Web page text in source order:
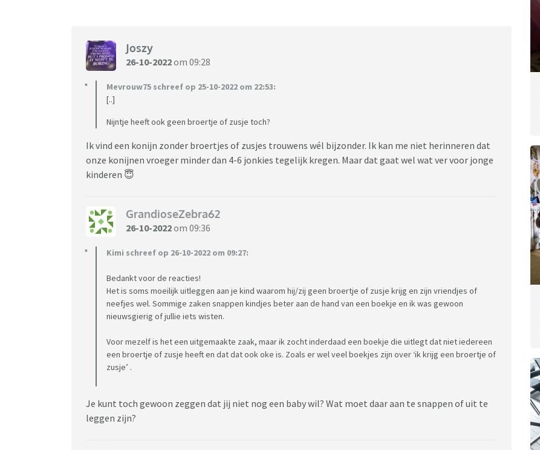
Joszy
26-10-2022om 09:28
Mevrouw75 schreef op 25-10-2022 om 22:53:
[..]
Nijntje heeft ook geen broertje of zusje toch?
Ik vind een konijn zonder broertjes of zusjes trouwens wél bijzonder. Ik kan me niet herinneren dat
onze konijnen vroeger minder dan 4-6 jonkies tegelijk kregen. Maar dat gaat wel wat ver voor jonge
kinderen 😇
GrandioseZebra62
26-10-2022om 09:36
Kimi schreef op 26-10-2022 om 09:27:
Bedankt voor de reacties!
Het is soms moeilijk uitleggen aan je kind waarom hij/zij geen broertje of zusje krijg en zijn vriendjes of
neefjes wel. Sommige zaken snappen kindjes beter aan de hand van een boekje en ik was gewoon
nieuwsgierig of jullie iets wisten.
Voor mezelf is het een uitgemaakte zaak, maar ik zocht inderdaad een boekje die uitlegt dat niet iedereen
een broertje of zusje heeft en dat dat ook oke is. Zoals er wel veel boekjes zijn over ‘ik krijg een broertje of
zusje’ .
Je kunt toch gewoon zeggen dat jij niet nog een baby wil? Wat moet daar aan te snappen of uit te
leggen zijn?